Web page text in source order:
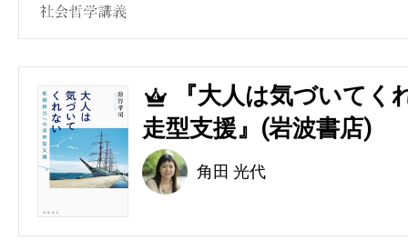
4
『大人は気づいてく
走型支援』(岩波書店)
角田 光代